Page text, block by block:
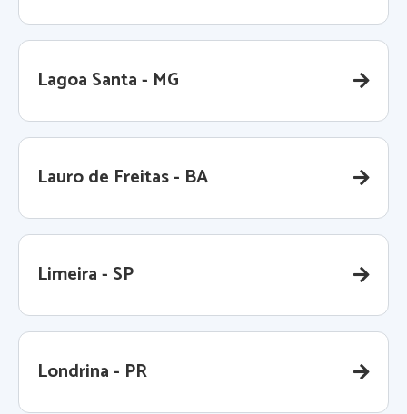
Lagoa Santa - MG
Lauro de Freitas - BA
Limeira - SP
Londrina - PR